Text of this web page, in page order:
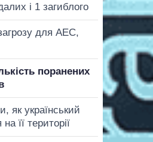
і 1 загиблого
для АЕС,
поранених
як український
її території